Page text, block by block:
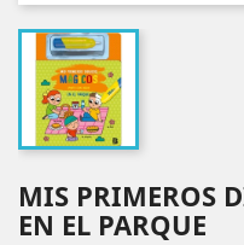
MIS PRIMEROS
EN EL PARQUE